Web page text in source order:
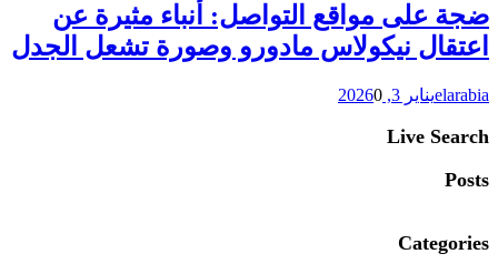
ضجة على مواقع التواصل: أنباء مثيرة عن
اعتقال نيكولاس مادورو وصورة تشعل الجدل
elarabiaيناير 3, 2026 0
Live Search
Posts
Categories